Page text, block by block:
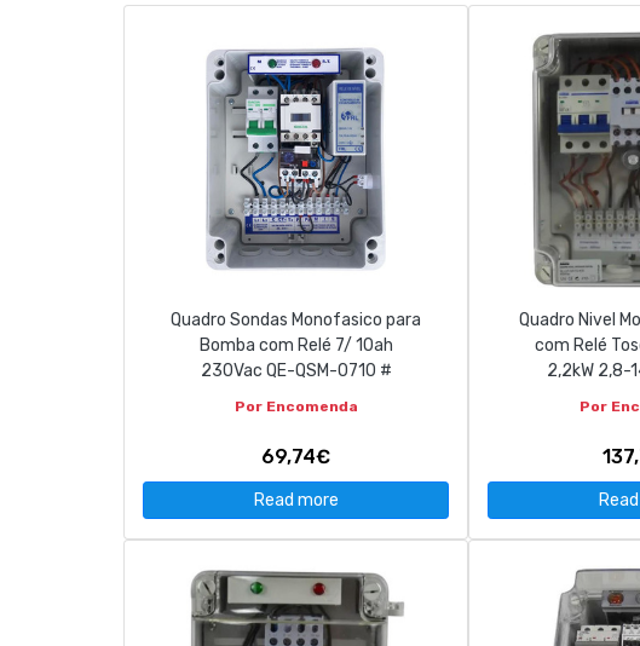
TERMS OF SERVICE
geral@luxivo.pt
Quadro Sondas Monofasico para
Bomba com Relé 7/ 10ah
230Vac QE-QSM-0710 #
Por Encomenda
69,74€
Read more
Quadro Nivel
com Relé
2,2kW 2,8-
Por